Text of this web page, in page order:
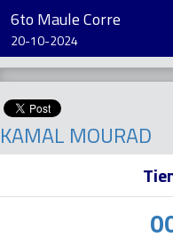
6to Maule Corre
20-10-2024
KAMAL MOURAD